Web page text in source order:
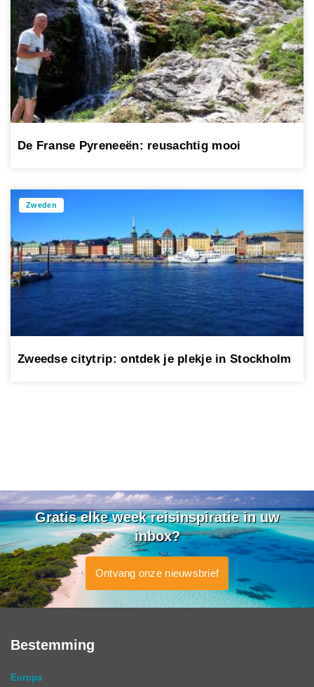
De Franse Pyreneeën: reusachtig mooi
Zweden
Zweedse citytrip: ontdek je plekje in Stockholm
Gratis elke week reisinspiratie in uw
inbox?
Ontvang onze nieuwsbrief
Bestemming
Europa